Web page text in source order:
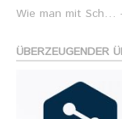
Wie man mit Sch…
ÜBERZEUGENDER